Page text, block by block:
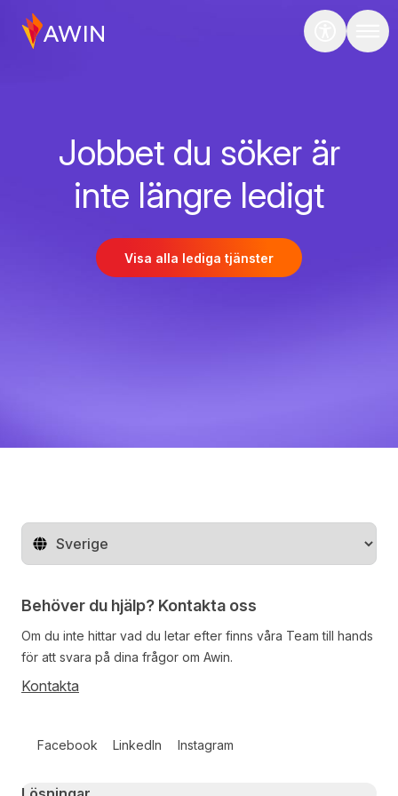
Jobbet du söker är
inte längre ledigt
Visa alla lediga tjänster
Byt land
Behöver du hjälp? Kontakta oss
Om du inte hittar vad du letar efter finns våra Team till hands
för att svara på dina frågor om Awin.
Kontakta
Facebook LinkedIn Instagram
Primary footer navigation